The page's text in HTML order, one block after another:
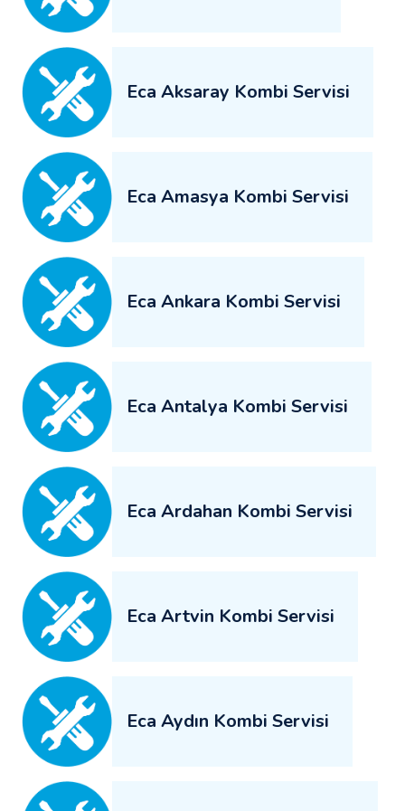
Eca Aksaray Kombi Servisi
Eca Amasya Kombi Servisi
Eca Ankara Kombi Servisi
Eca Antalya Kombi Servisi
Eca Ardahan Kombi Servisi
Eca Artvin Kombi Servisi
Eca Aydın Kombi Servisi